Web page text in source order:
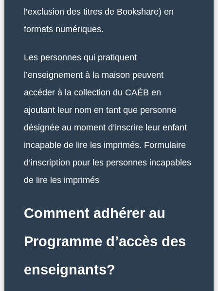
l’exclusion des titres de Bookshare) en
formats numériques.
Les personnes qui pratiquent
l’enseignement à la maison peuvent
accéder à la collection du CAÉB en
ajoutant leur nom en tant que personne
désignée au moment d’inscrire leur enfant
incapable de lire les imprimés. Formulaire
d’inscription pour les personnes incapables
de lire les imprimés
Comment adhérer au
Programme d’accès des
enseignants?